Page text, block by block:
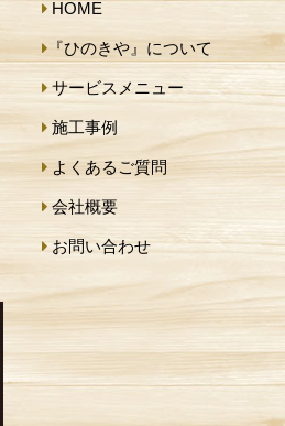
HOME
『ひのきや』について
サービスメニュー
施工事例
よくあるご質問
会社概要
お問い合わせ